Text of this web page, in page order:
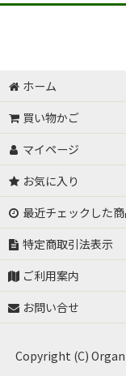
サカタのタネ 高機能液
バイオスティミュラン
土づくり
有機物分解・堆肥化促進
パワー菌液用原料
光合成細菌
塩類集積改善
土壌連作障害対策
センチュウ対策
ホーム
買い物かご
マイページ
お気に入り
最近チェックした
特定商取引法表示
ご利用案内
お問い合せ
Copyright (C)